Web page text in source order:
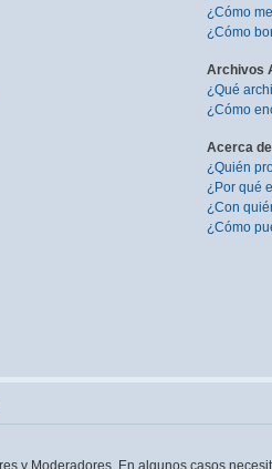
¿Cómo
¿Cómo
Archivos
¿Qué
¿Cómo
Acerca
¿Quién
¿Por qué
¿Con
¿Cómo
y Moderadores. En algunos casos